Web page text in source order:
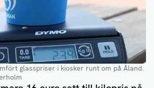
glasspriser i kiosker runt om på Åland.